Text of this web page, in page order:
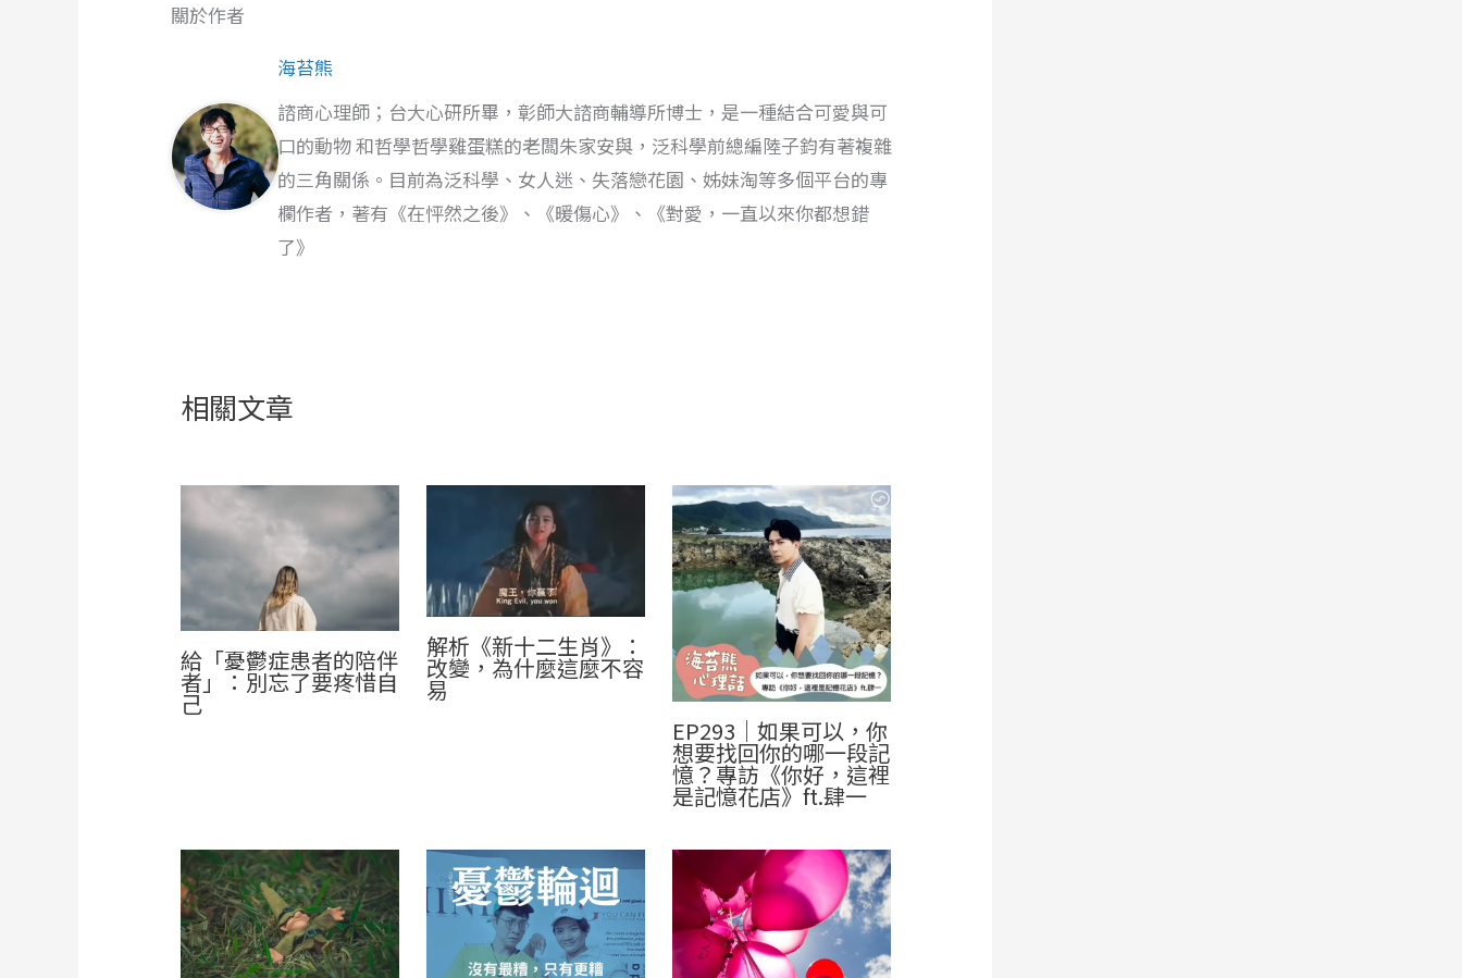
關於作者
海苔熊
諮商心理師；台大心研所畢，彰師大諮商輔導所博士，是一種結合可愛與可
口的動物 和哲學哲學雞蛋糕的老闆朱家安與，泛科學前總編陸子鈞有著複雜
的三角關係。目前為泛科學、女人迷、失落戀花園、姊妹淘等多個平台的專
欄作者，著有《在怦然之後》、《暖傷心》、《對愛，一直以來你都想錯
了》
相關文章
給「憂鬱症患者的陪伴
者」：別忘了要疼惜自
己
解析《新十二生肖》：
改變，為什麼這麼不容
易
EP293｜如果可以，你
想要找回你的哪一段記
憶？專訪《你好，這裡
是記憶花店》ft.肆一